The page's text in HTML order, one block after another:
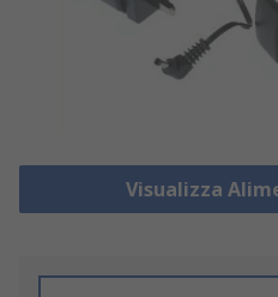
Visualizza